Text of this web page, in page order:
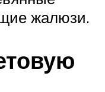
жалюзи.